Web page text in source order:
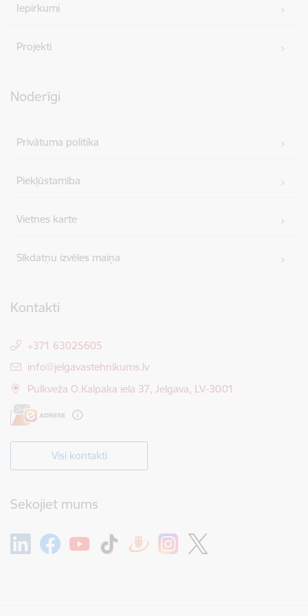
Iepirkumi
Projekti
Noderīgi
Privātuma politika
Piekļūstamība
Vietnes karte
Sīkdatņu izvēles maiņa
Kontakti
+371 63025605
E-pasts:
info@jelgavastehnikums.lv
Pulkveža O.Kalpaka iela 37, Jelgava, LV-3001
Visi kontakti
Sekojiet mums